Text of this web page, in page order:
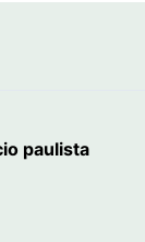
paulista